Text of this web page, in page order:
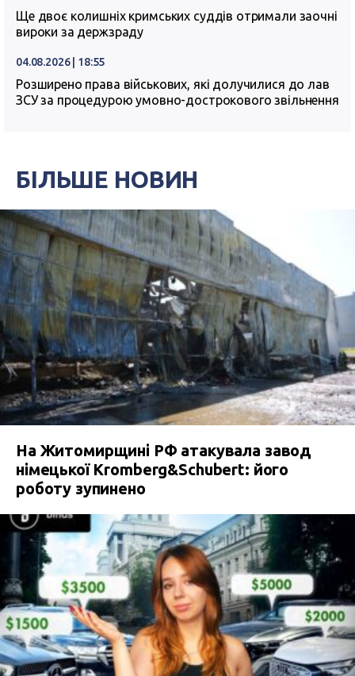
Ще двоє колишніх кримських суддів отримали заочні
вироки за держзраду
04.08.2026 | 18:55
Розширено права військових, які долучилися до лав
ЗСУ за процедурою умовно-дострокового звільнення
БІЛЬШЕ НОВИН
На Житомирщині РФ атакувала завод
німецької Kromberg&Schubert: його
роботу зупинено